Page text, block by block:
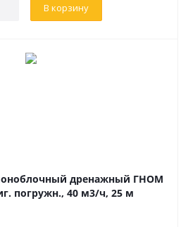
В корзину
дренажный ГНОМ
погружн., 40 м3/ч, 25 м